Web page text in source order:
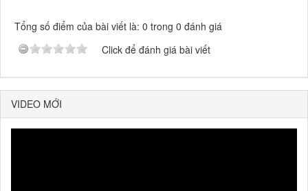
Tổng số điểm của bài viết là: 0 trong 0 đánh giá
Click để đánh giá bài viết
VIDEO MỚI